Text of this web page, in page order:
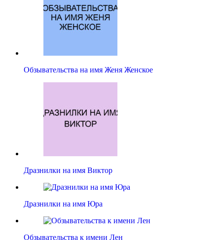
Обзывательства на имя Женя Женское
Дразнилки на имя Виктор
Дразнилки на имя Юра
Обзывательства к имени Лен